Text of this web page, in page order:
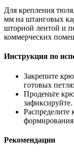
Для крепления
мм на штанговых
шторной лентой и
коммерческих
Инструкция по
Закрепите
готовых
Проденьте
зафиксируйте.
Рекомендации